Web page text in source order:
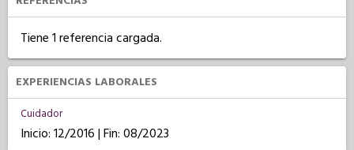
Tiene 1 referencia cargada.
EXPERIENCIAS LABORALES
Cuidador
Inicio: 12/2016 | Fin: 08/2023